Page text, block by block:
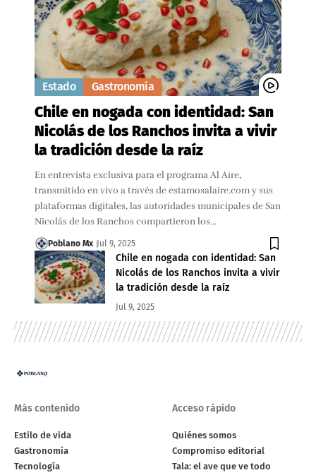
Estado Gastronomía
Chile en nogada con identidad: San
Nicolás de los Ranchos invita a vivir
la tradición desde la raíz
En entrevista exclusiva para el programa Al Aire,
transmitido en vivo a través de estamosalaire.com y sus
plataformas digitales, las autoridades municipales de San
Nicolás de los Ranchos compartieron los…
Poblano Mx Jul 9, 2025
Chile en nogada con identidad: San
Nicolás de los Ranchos invita a vivir
la tradición desde la raíz
Jul 9, 2025
Más contenido
Estilo de vida
Gastronomía
Tecnología
Acceso rápido
Quiénes somos
Compromiso editorial
Tala: el ave que ve todo